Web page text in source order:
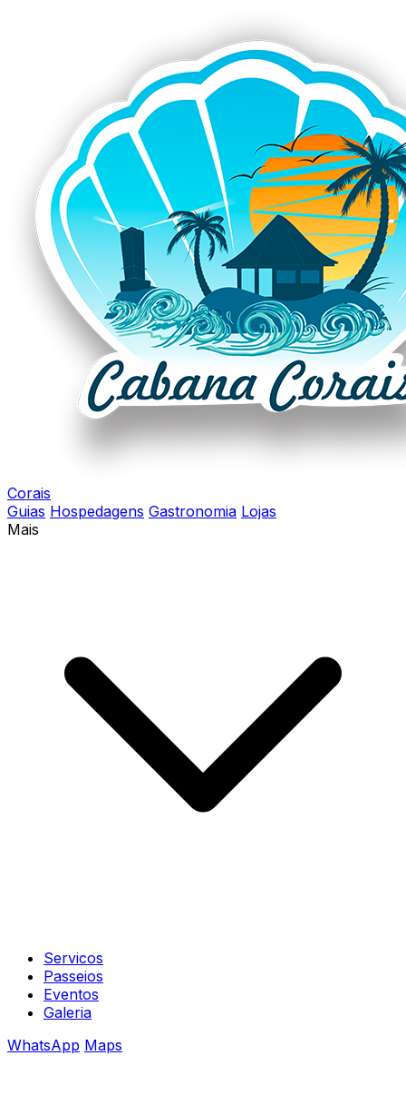
Corais
Guias Hospedagens Gastronomia Lojas
Mais
Servicos
Passeios
Eventos
Galeria
WhatsApp Maps